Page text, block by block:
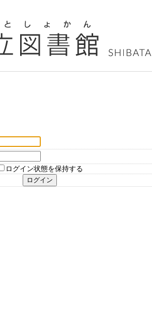
ログイン状態を保持する